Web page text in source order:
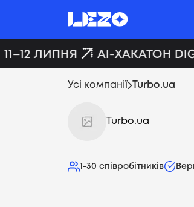
ЛИПНЯ AI-ХАКАТОН
Усі компанії Turbo.ua
Turbo.ua
1-30 співробітників